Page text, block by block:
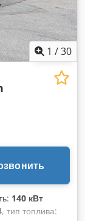
1 /30
140 кВт
, тип топлива: